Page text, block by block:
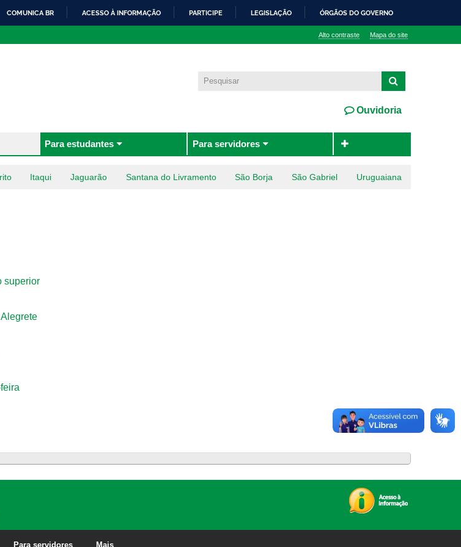
COMUNICA BR ACESSO À INFORMAÇÃO PARTICIPE LEGISLAÇÃO ÓRGÃOS DO GOVERNO
Alto contraste Mapa do site
Ouvidoria
Para estudantes Para servidores
Itaqui Jaguarão Santana do Livramento São Borja São Gabriel Uruguaiana
superior
Para servidores Mais